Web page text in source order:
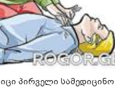
პირველი სამედიცინო